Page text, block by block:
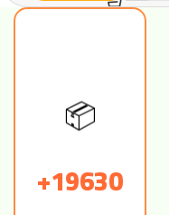
📦
19630+